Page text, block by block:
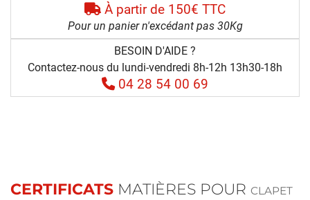
À partir de 150€ TTC
Pour un panier n'excédant pas 30Kg
BESOIN D'AIDE ?
Contactez-nous du lundi-vendredi 8h-12h 13h30-18h
04 28 54 00 69
CERTIFICATS MATIÈRES POUR CLAPET